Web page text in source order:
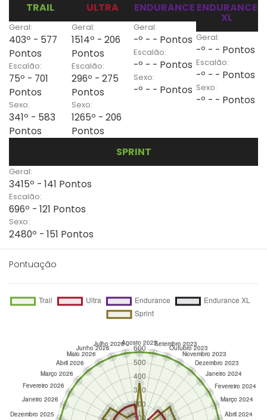
TRAIL
Geral:
403º - 577
Pontos
Escalão:
75º - 701
Pontos
Sexo:
341º - 583
Pontos
ULTRA
Geral:
1514º - 206
Pontos
Escalão:
296º - 275
Pontos
Sexo:
1265º - 206
Pontos
ENDURANCE
Geral:
-º - - Pontos
Escalão:
-º - - Pontos
Sexo:
-º - - Pontos
ENDURANCE
XL
Geral:
-º - - Pontos
Escalão:
-º - - Pontos
Sexo:
-º - - Pontos
SPRINT
Geral:
3415º - 141 Pontos
Escalão:
696º - 121 Pontos
Sexo:
2480º - 151 Pontos
Pontuação